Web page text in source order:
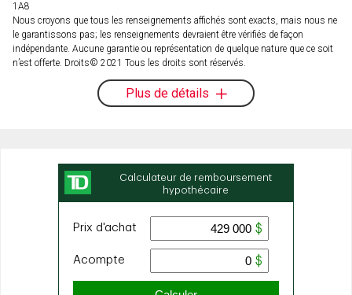
1A8
Nous croyons que tous les renseignements affichés sont exacts, mais nous ne
le garantissons pas; les renseignements devraient être vérifiés de façon
indépendante. Aucune garantie ou représentation de quelque nature que ce soit
n’est offerte. Droits© 2021 Tous les droits sont réservés.
Plus de détails